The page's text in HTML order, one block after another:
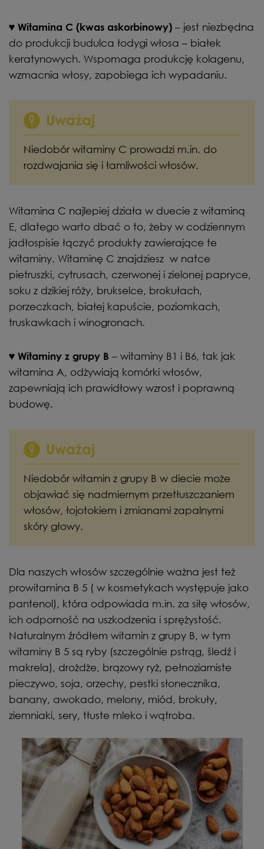
♥ Witamina C (kwas askorbinowy) – jest niezbędna
do produkcji budulca łodygi włosa – białek
keratynowych. Wspomaga produkcję kolagenu,
wzmacnia włosy, zapobiega ich wypadaniu.
Uważaj
Niedobór witaminy C prowadzi m.in. do
rozdwajania się i łamliwości włosów.
Witamina C najlepiej działa w duecie z witaminą
E, dlatego warto dbać o to, żeby w codziennym
jadłospisie łączyć produkty zawierające te
witaminy. Witaminę C znajdziesz w natce
pietruszki, cytrusach, czerwonej i zielonej papryce,
soku z dzikiej róży, brukselce, brokułach,
porzeczkach, białej kapuście, poziomkach,
truskawkach i winogronach.
♥ Witaminy z grupy B – witaminy B1 i B6, tak jak
witamina A, odżywiają komórki włosów,
zapewniają ich prawidłowy wzrost i poprawną
budowę.
Uważaj
Niedobór witamin z grupy B w diecie może
objawiać się nadmiernym przetłuszczaniem
włosów, łojotokiem i zmianami zapalnymi
skóry głowy.
Dla naszych włosów szczególnie ważna jest też
prowitamina B 5 ( w kosmetykach występuje jako
pantenol), która odpowiada m.in. za siłę włosów,
ich odporność na uszkodzenia i sprężystość.
Naturalnym źródłem witamin z grupy B, w tym
witaminy B 5 są ryby (szczególnie pstrąg, śledź i
makrela), drożdże, brązowy ryż, pełnoziarniste
pieczywo, soja, orzechy, pestki słonecznika,
banany, awokado, melony, miód, brokuły,
ziemniaki, sery, tłuste mleko i wątroba.